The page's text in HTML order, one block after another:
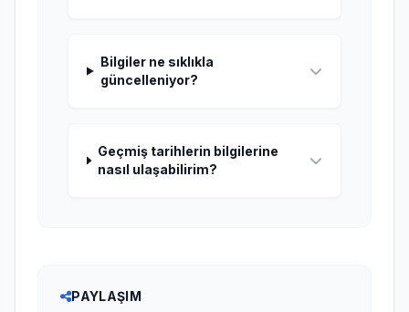
Bilgiler ne sıklıkla
güncelleniyor?
Geçmiş tarihlerin bilgilerine
nasıl ulaşabilirim?
PAYLAŞIM